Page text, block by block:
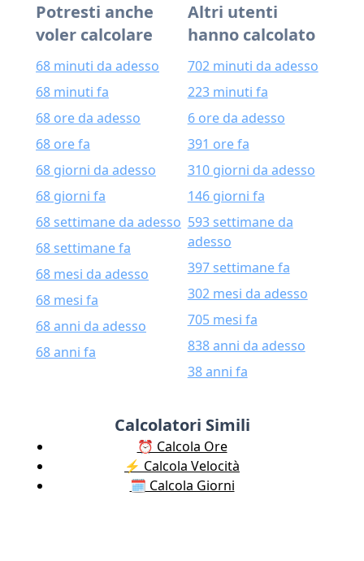
Potresti anche
voler calcolare
68 minuti da adesso
68 minuti fa
68 ore da adesso
68 ore fa
68 giorni da adesso
68 giorni fa
68 settimane da adesso
68 settimane fa
68 mesi da adesso
68 mesi fa
68 anni da adesso
68 anni fa
Altri utenti
hanno calcolato
702 minuti da adesso
223 minuti fa
6 ore da adesso
391 ore fa
310 giorni da adesso
146 giorni fa
593 settimane da
adesso
397 settimane fa
302 mesi da adesso
705 mesi fa
838 anni da adesso
38 anni fa
Calcolatori Simili
⏰ Calcola Ore
⚡️ Calcola Velocità
🗓️ Calcola Giorni